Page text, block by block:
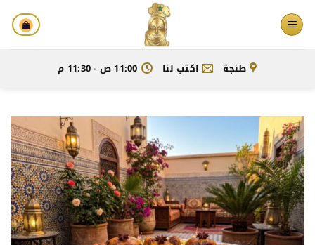
تخطي
للمحتوى
طنجة اكتب لنا 11:00 ص - 11:30 م